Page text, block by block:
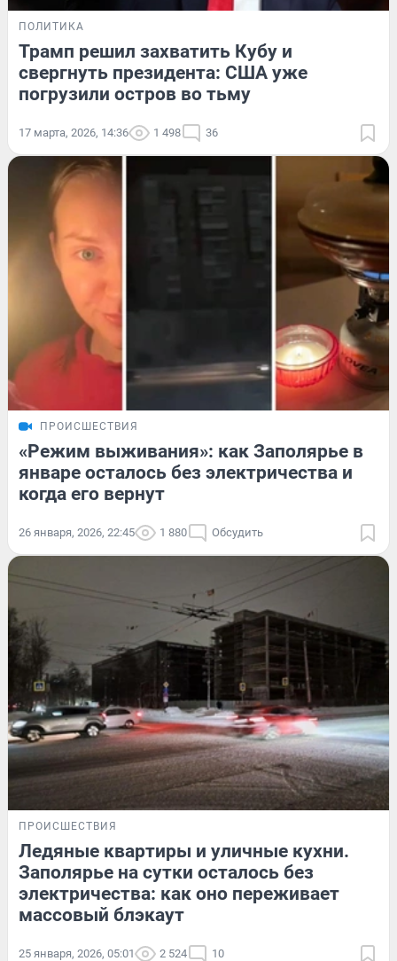
ПОЛИТИКА
Трамп решил захватить Кубу и
свергнуть президента: США уже
погрузили остров во тьму
17 марта, 2026, 14:36 1 498 36
ПРОИСШЕСТВИЯ
«Режим выживания»: как Заполярье в
январе осталось без электричества и
когда его вернут
26 января, 2026, 22:45 1 880 Обсудить
ПРОИСШЕСТВИЯ
Ледяные квартиры и уличные кухни.
Заполярье на сутки осталось без
электричества: как оно переживает
массовый блэкаут
25 января, 2026, 05:01 2 524 10